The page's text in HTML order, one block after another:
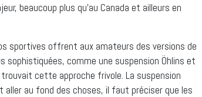
beaucoup plus qu’au Canada et ailleurs en
sportives offrent aux amateurs des versions de
sophistiquées, comme une suspension Öhlins et
cette approche frivole. La suspension
au fond des choses, il faut préciser que les